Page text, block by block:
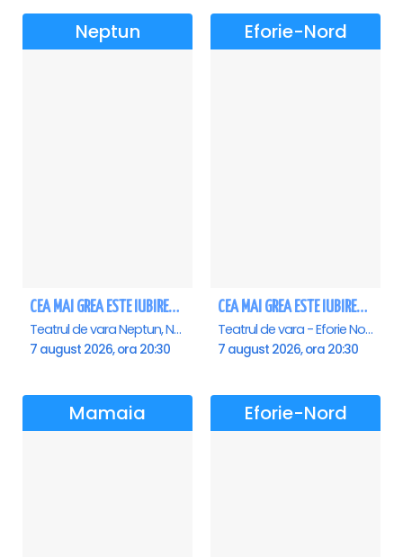
Neptun
CEA MAI GREA ESTE IUBIREA - Neptun
Teatrul de vara Neptun, Neptun
7 august 2026, ora 20:30
Eforie-Nord
CEA MAI GREA ESTE IUBIREA - Eforie Nord
Teatrul de vara - Eforie Nord, Eforie-Nord
7 august 2026, ora 20:30
Mamaia Eforie-Nord